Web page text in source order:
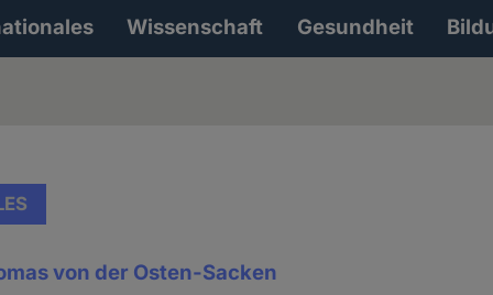
Wissenschaft Gesundheit
von der Osten-Sacken